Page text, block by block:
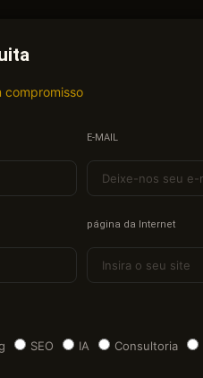
compromisso
E-MAIL
página da Internet
SEO IA Consultoria